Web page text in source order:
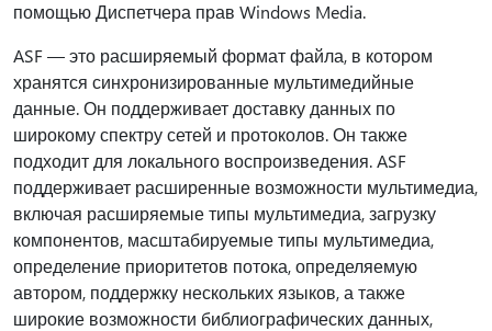
помощью Диспетчера прав Windows Media.
ASF — это расширяемый формат файла, в котором
хранятся синхронизированные мультимедийные
данные. Он поддерживает доставку данных по
широкому спектру сетей и протоколов. Он также
подходит для локального воспроизведения. ASF
поддерживает расширенные возможности мультимедиа,
включая расширяемые типы мультимедиа, загрузку
компонентов, масштабируемые типы мультимедиа,
определение приоритетов потока, определяемую
автором, поддержку нескольких языков, а также
широкие возможности библиографических данных,